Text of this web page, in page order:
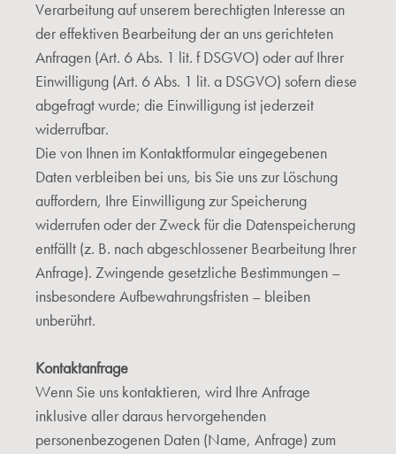
Verarbeitung auf unserem berechtigten Interesse an
der effektiven Bearbeitung der an uns gerichteten
Anfragen (Art. 6 Abs. 1 lit. f DSGVO) oder auf Ihrer
Einwilligung (Art. 6 Abs. 1 lit. a DSGVO) sofern diese
abgefragt wurde; die Einwilligung ist jederzeit
widerrufbar.
Die von Ihnen im Kontaktformular eingegebenen
Daten verbleiben bei uns, bis Sie uns zur Löschung
auffordern, Ihre Einwilligung zur Speicherung
widerrufen oder der Zweck für die Datenspeicherung
entfällt (z. B. nach abgeschlossener Bearbeitung Ihrer
Anfrage). Zwingende gesetzliche Bestimmungen –
insbesondere Aufbewahrungsfristen – bleiben
unberührt.
Kontaktanfrage
Wenn Sie uns kontaktieren, wird Ihre Anfrage
inklusive aller daraus hervorgehenden
personenbezogenen Daten (Name, Anfrage) zum